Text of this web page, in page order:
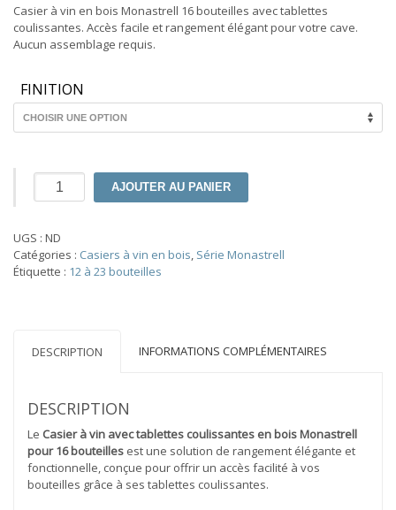
Casier à vin en bois Monastrell 16 bouteilles avec tablettes
coulissantes. Accès facile et rangement élégant pour votre cave.
Aucun assemblage requis.
FINITION
quantité
vin
avec
tablettes
Monastrell
450040
AJOUTER AU PANIER
UGS : ND
Catégories : Casiers à vin en bois, Série Monastrell
Étiquette : 12 à 23 bouteilles
DESCRIPTION INFORMATIONS COMPLÉMENTAIRES
DESCRIPTION
Le Casier à vin avec tablettes coulissantes en bois Monastrell
pour 16 bouteilles est une solution de rangement élégante et
fonctionnelle, conçue pour offrir un accès facilité à vos
bouteilles grâce à ses tablettes coulissantes.